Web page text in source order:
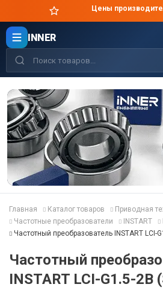
Цены
INNER
Главная Каталог товаров
Приводная
Частотные преобразователи
INSTART
Частотный преобразователь INSTART LCI-
Частотный
INSTART LCI-G1.5-2B